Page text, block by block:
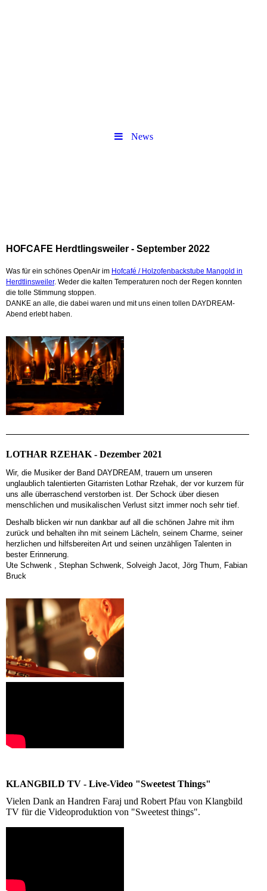
News
HOFCAFE Herdtlingsweiler - September 2022
Was für ein schönes OpenAir im Hofcafé / Holzofenbackstube Mangold in
Herdtlinsweiler. Weder die kalten Temperaturen noch der Regen konnten
die tolle Stimmung stoppen.
DANKE an alle, die dabei waren und mit uns einen tollen DAYDREAM-
Abend erlebt haben.
LOTHAR RZEHAK - Dezember 2021
Wir, die Musiker der Band DAYDREAM, trauern um unseren
unglaublich talentierten Gitarristen Lothar Rzehak, der vor kurzem für
uns alle überraschend verstorben ist. Der Schock über diesen
menschlichen und musikalischen Verlust sitzt immer noch sehr tief.
Deshalb blicken wir nun dankbar auf all die schönen Jahre mit ihm
zurück und behalten ihn mit seinem Lächeln, seinem Charme, seiner
herzlichen und hilfsbereiten Art und seinen unzähligen Talenten in
bester Erinnerung.
Ute Schwenk , Stephan Schwenk, Solveigh Jacot, Jörg Thum, Fabian
Bruck
KLANGBILD TV - Live-Video "Sweetest Things"
Vielen Dank an Handren Faraj und Robert Pfau von Klangbild
TV für die Videoproduktion von "Sweetest things".